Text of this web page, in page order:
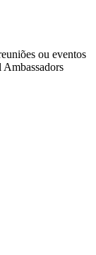
ou eventos
Ambassadors